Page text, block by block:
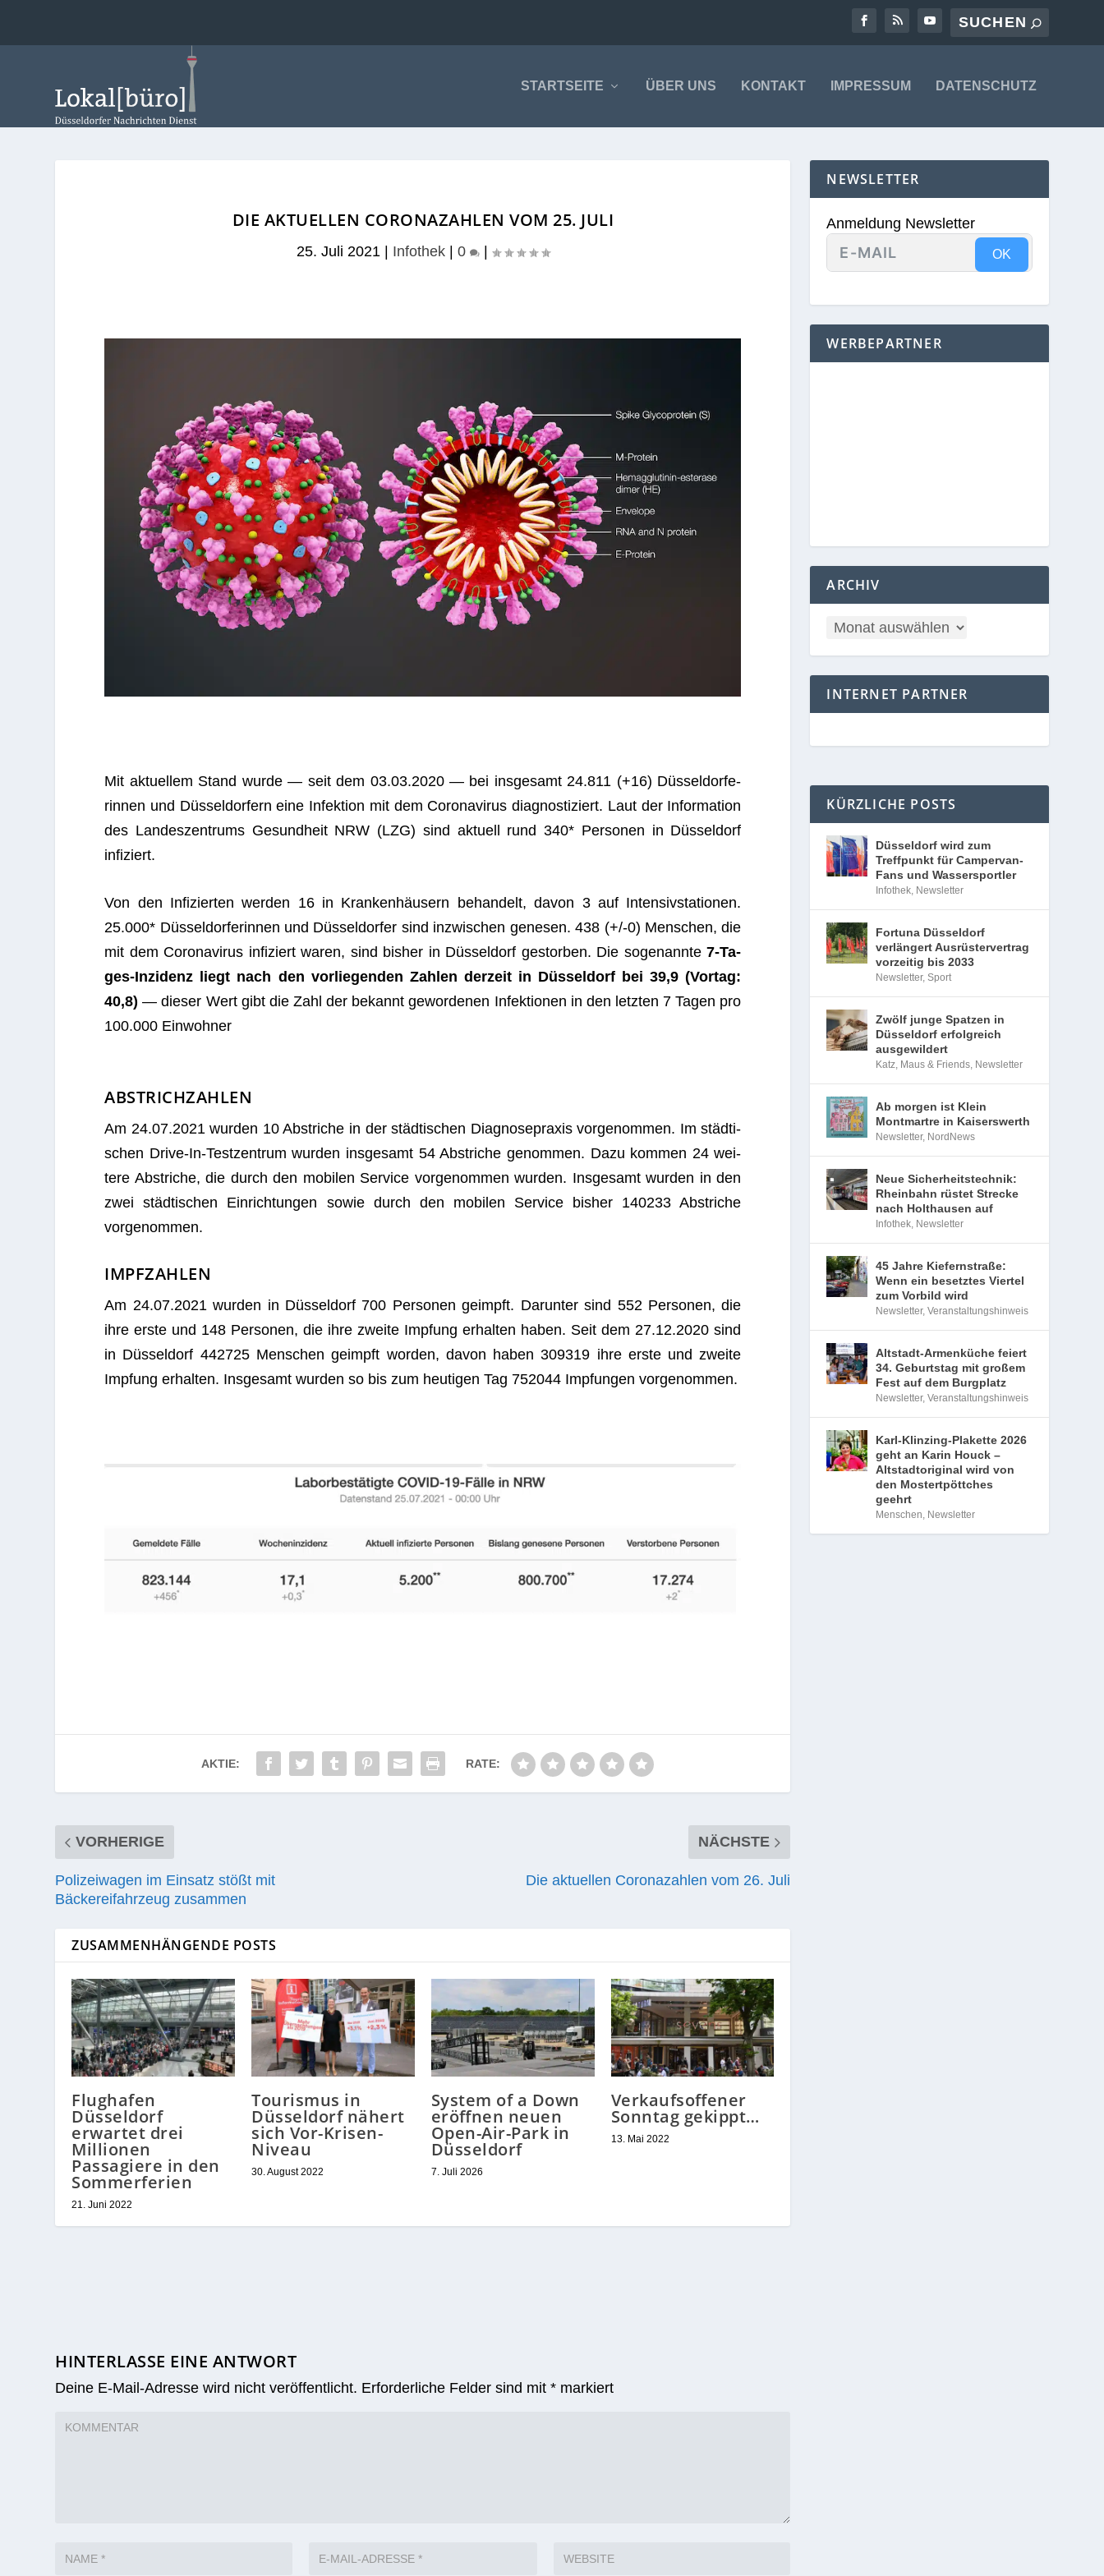
STARTSEITE ÜBER UNS KONTAKT IMPRESSUM DATENSCHUTZ
DIE AKTUELLEN CORONAZAHLEN VOM 25. JULI
25. Juli 2021| Infothek| 0 |
Mit aktu­el­lem Stand wurde — seit dem 03.03.2020 — bei ins­ge­samt 24.811 (+16) Düs­sel­dor­fe­
rin­nen und Düs­sel­dor­fern eine Infek­tion mit dem Coro­na­vi­rus dia­gnos­ti­ziert. Laut der Infor­ma­tion
des Lan­des­zen­trums Gesund­heit NRW (LZG) sind aktu­ell rund 340* Per­so­nen in Düs­sel­dorf
infiziert.
Von den Infi­zier­ten wer­den 16 in Kran­ken­häu­sern behan­delt, davon 3 auf Inten­siv­sta­tio­nen.
25.000* Düs­sel­dor­fe­rin­nen und Düs­sel­dor­fer sind inzwi­schen gene­sen.438 (+/-0) Men­schen, die
mit dem Coro­na­vi­rus infi­ziert waren, sind bis­her in Düs­sel­dorf gestor­ben. Die soge­nannte7‑Ta­
ges-Inzi­denz liegt nach den vor­lie­gen­den Zah­len der­zeit in Düs­sel­dorf bei 39,9 (Vor­tag:
40,8) — die­ser Wert gibt die Zahl der bekannt gewor­de­nen Infek­tio­nen in den letz­ten 7 Tagen pro
100.000 Einwohner
ABSTRICHZAHLEN
Am 24.07.2021 wur­den 10 Abstri­che in der städ­ti­schen Dia­gno­se­pra­xis vor­ge­nom­men. Im städ­ti­
schen Drive-In-Test­zen­trum wur­den ins­ge­samt 54 Abstri­che genom­men. Dazu kom­men 24 wei­
tere Abstri­che, die durch den mobi­len Ser­vice vor­ge­nom­men wur­den. Ins­ge­samt wur­den in den
zwei städ­ti­schen Ein­rich­tun­gen sowie durch den mobi­len Ser­vice bis­her 140233 Abstri­che
vorgenommen.
IMPFZAHLEN
Am 24.07.2021 wur­den in Düs­sel­dorf 700 Per­so­nen geimpft. Dar­un­ter sind 552 Per­so­nen, die
ihre erste und 148 Per­so­nen, die ihre zweite Imp­fung erhal­ten haben. Seit dem 27.12.2020 sind
in Düs­sel­dorf 442725 Men­schen geimpft wor­den, davon haben 309319 ihre erste und zweite
Imp­fung erhal­ten. Ins­ge­samt wur­den so bis zum heu­ti­gen Tag 752044 Imp­fun­gen vorgenommen.
AKTIE: RATE:
VORHERIGE
Polizeiwagen im Einsatz stößt mit
Bäckereifahrzeug zusammen
NÄCHSTE
Die aktuellen Coronazahlen vom 26. Juli
ZUSAMMENHÄNGENDE POSTS
Flughafen
Düsseldorf
erwartet drei
Millionen
Passagiere in den
Sommerferien
21. Juni 2022
Tourismus in
Düsseldorf nähert
sich Vor-Krisen-
Niveau
30. August 2022
System of a Down
eröffnen neuen
Open-Air-Park in
Düsseldorf
7. Juli 2026
Verkaufsoffener
Sonntag gekippt…
13. Mai 2022
HINTERLASSE EINE ANTWORT
Deine E-Mail-Adresse wird nicht veröffentlicht. Erforderliche Felder sind mit* markiert
NEWSLETTER
Anmeldung Newsletter
OK
WERBEPARTNER
ARCHIV
INTERNET PARTNER
KÜRZLICHE POSTS
Düsseldorf wird zum
Treffpunkt für Campervan-
Fans und Wassersportler
Infothek, Newsletter
Fortuna Düsseldorf
verlängert Ausrüstervertrag
vorzeitig bis 2033
Newsletter,Sport
Zwölf junge Spatzen in
Düsseldorf erfolgreich
ausgewildert
Katz, Maus & Friends, Newsletter
Ab morgen ist Klein
Montmartre in Kaiserswerth
Newsletter, NordNews
Neue Sicherheitstechnik:
Rheinbahn rüstet Strecke
nach Holthausen auf
Infothek, Newsletter
45 Jahre Kiefernstraße:
Wenn ein besetztes Viertel
zum Vorbild wird
Newsletter,Veranstaltungshinweis
Altstadt-Armenküche feiert
34. Geburtstag mit großem
Fest auf dem Burgplatz
Newsletter,Veranstaltungshinweis
Karl-Klinzing-Plakette 2026
geht an Karin Houck –
Altstadtoriginal wird von
den Mostertpöttches
geehrt
Menschen, Newsletter